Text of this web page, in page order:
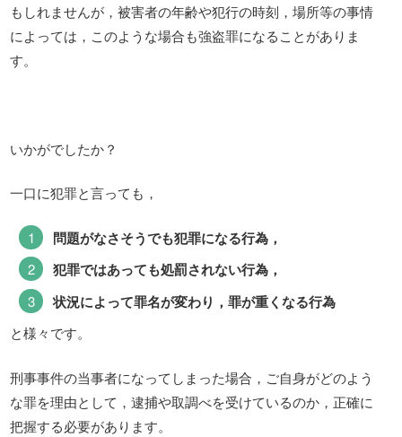
もしれませんが，被害者の年齢や犯行の時刻，場所等の事情
によっては，このような場合も強盗罪になることがありま
す。
いかがでしたか？
一口に犯罪と言っても，
問題がなさそうでも犯罪になる行為，
犯罪ではあっても処罰されない行為，
状況によって罪名が変わり，罪が重くなる行為
と様々です。
刑事事件の当事者になってしまった場合，ご自身がどのよう
な罪を理由として，逮捕や取調べを受けているのか，正確に
把握する必要があります。